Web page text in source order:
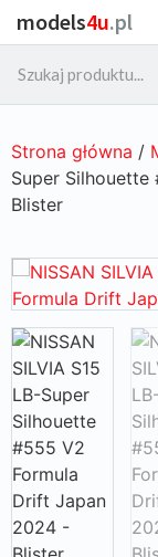
models4u.pl
Strona główna /
Super
Blister